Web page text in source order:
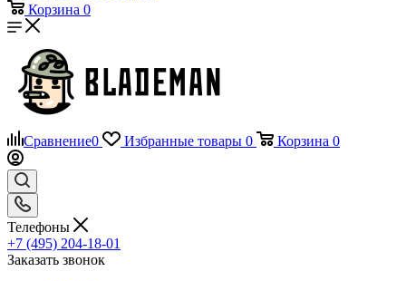
Корзина 0
Сравнение0 Избранные товары 0 Корзина 0
Телефоны
+7 (495) 204-18-01
Заказать звонок